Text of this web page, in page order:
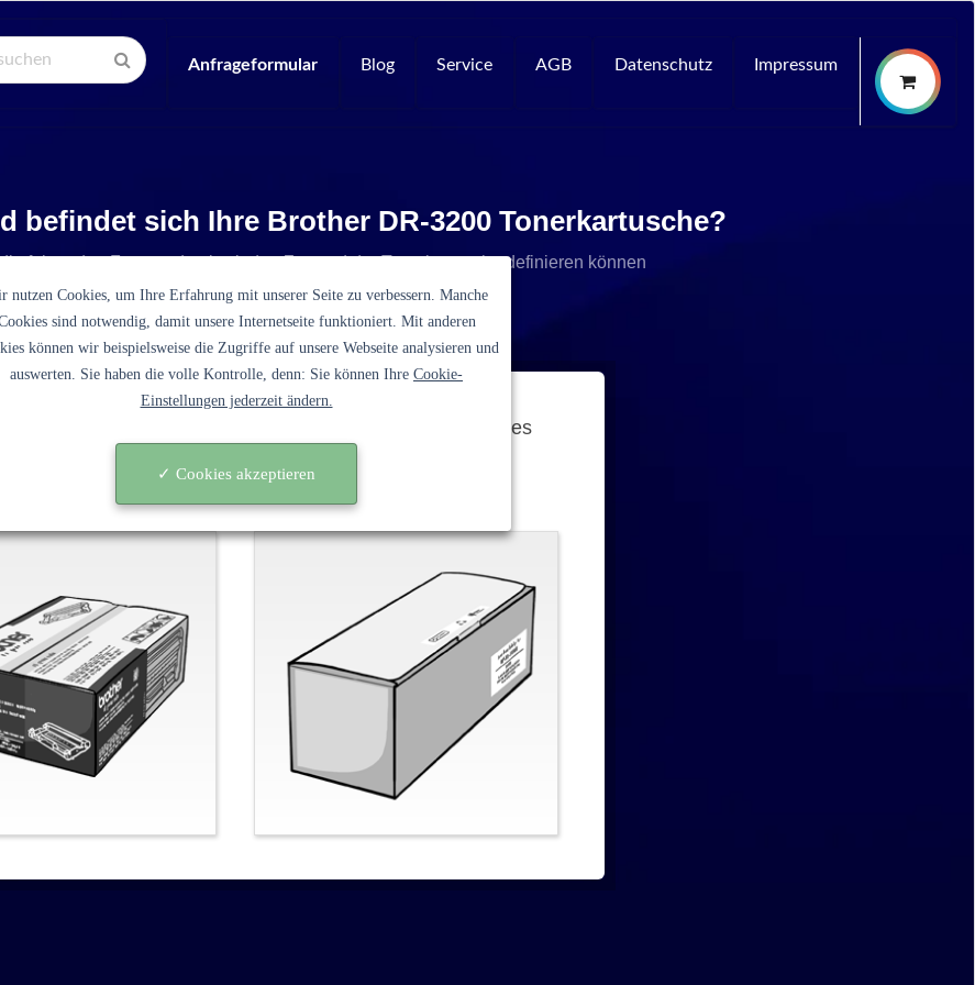
Anfrageformular
Blog Service AGB Datenschutz Impressum
befindet sich Ihre Brother DR-3200 Tonerkartusche?
folgenden Fragen, damit wir den Zustand der Tonerkartusche definieren können
sich bei der DR-3200 um eine originale Tonerkartusche des
Brother?
Nein
nutzen Cookies, um Ihre Erfahrung mit unserer Seite zu verbessern. Manche
sind notwendig, damit unsere Internetseite funktioniert. Mit anderen
können wir beispielsweise die Zugriffe auf unsere Webseite analysieren und
auswerten. Sie haben die volle Kontrolle, denn: Sie können Ihre Cookie-
Einstellungen jederzeit ändern.
✓ Cookies akzeptieren